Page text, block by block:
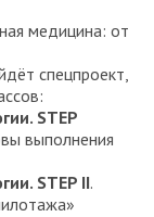
медицина: от
спецпроект,
STEP
выполнения
STEP II.